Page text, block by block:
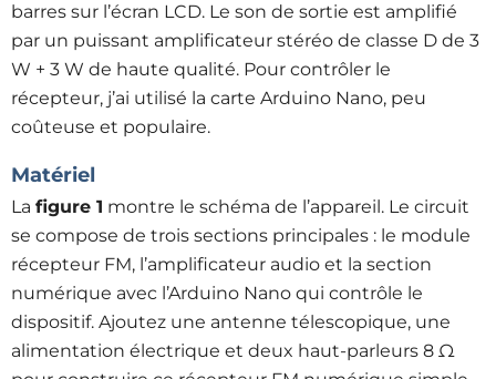
barres sur l’écran LCD. Le son de sortie est amplifié
par un puissant amplificateur stéréo de classe D de 3
W + 3 W de haute qualité. Pour contrôler le
récepteur, j’ai utilisé la carte Arduino Nano, peu
coûteuse et populaire.
Matériel
La figure 1 montre le schéma de l’appareil. Le circuit
se compose de trois sections principales : le module
récepteur FM, l’amplificateur audio et la section
numérique avec l’Arduino Nano qui contrôle le
dispositif. Ajoutez une antenne télescopique, une
alimentation électrique et deux haut-parleurs 8 Ω